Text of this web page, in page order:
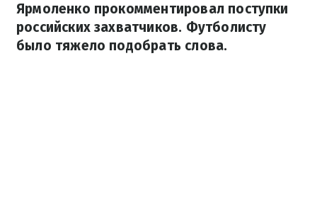
Ярмоленко прокомментировал поступки
российских захватчиков. Футболисту
было тяжело подобрать слова.